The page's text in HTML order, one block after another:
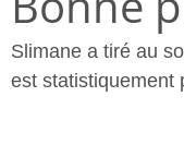
Slimane a tiré au
est statistiquement